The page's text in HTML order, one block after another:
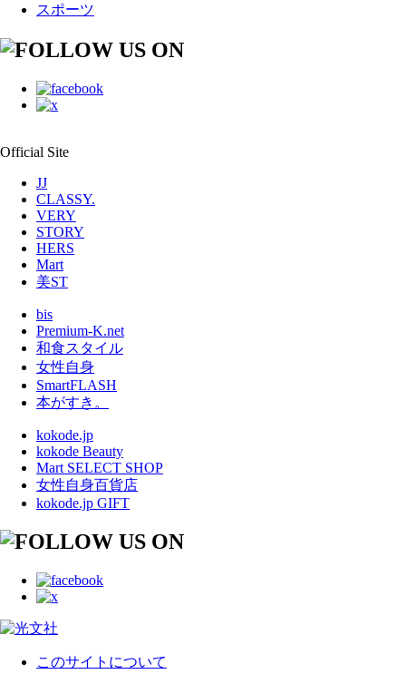
スポーツ
Official Site
JJ
CLASSY.
VERY
STORY
HERS
Mart
美ST
bis
Premium-K.net
和食スタイル
女性自身
SmartFLASH
本がすき。
kokode.jp
kokode Beauty
Mart SELECT SHOP
女性自身百貨店
kokode.jp GIFT
このサイトについて